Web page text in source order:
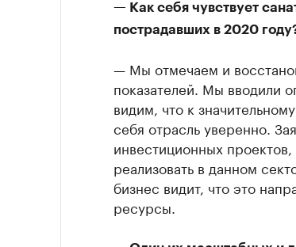
— Как себя чувствует
пострадавших в 2020
— Мы отмечаем и
показателей. Мы вводили
видим, что к
себя отрасль уверенно.
инвестиционных
реализовать в данном
бизнес видит, что это
ресурсы.